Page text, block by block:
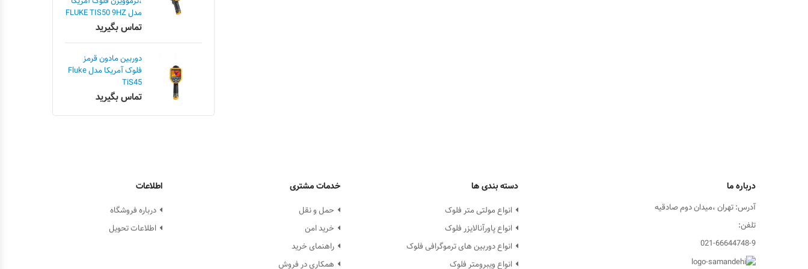
مدل FLUKE TIS50 9HZ
تماس بگیرید
دوربین مادون قرمز
فلوک آمریکا مدل Fluke
TiS45
تماس بگیرید
درباره ما
آدرس: تهران ،میدان دوم صادقیه
تلفن:
021-66644748-9
دسته بندی ها
انواع مولتی متر فلوک
انواع پاورآنالایزر فلوک
انواع دوربین های ترموگرافی فلوک
انواع ویبرومتر فلوک
خدمات مشتری
حمل و نقل
خرید امن
راهنمای خرید
همکاری در فروش
اطلاعات
درباره فروشگاه
اطلاعات تحویل